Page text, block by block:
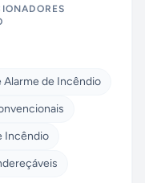
Alarme de Incêndio
Incêndio